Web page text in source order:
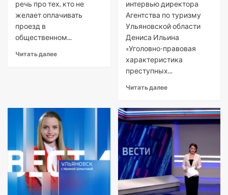
речь про тех, кто не
желает оплачивать
проезд в
общественном...
Читать далее
интервью директора
Агентства по туризму
Ульяновской области
Дениса Ильина
«Уголовно-правовая
характеристика
преступных...
Читать далее